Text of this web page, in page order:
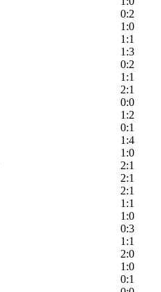
0:2
1:0
1:1
1:3
0:2
1:1
2:1
0:0
1:2
0:1
1:4
1:0
2:1
2:1
2:1
1:1
1:0
0:3
1:1
2:0
1:0
0:1